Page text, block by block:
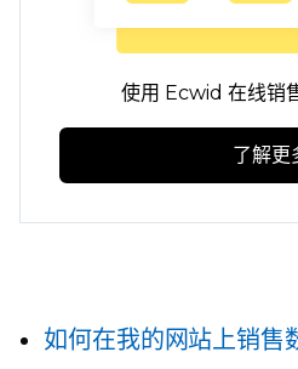
使用 Ecwid 在线销
了解更
如何在我的网站上销售